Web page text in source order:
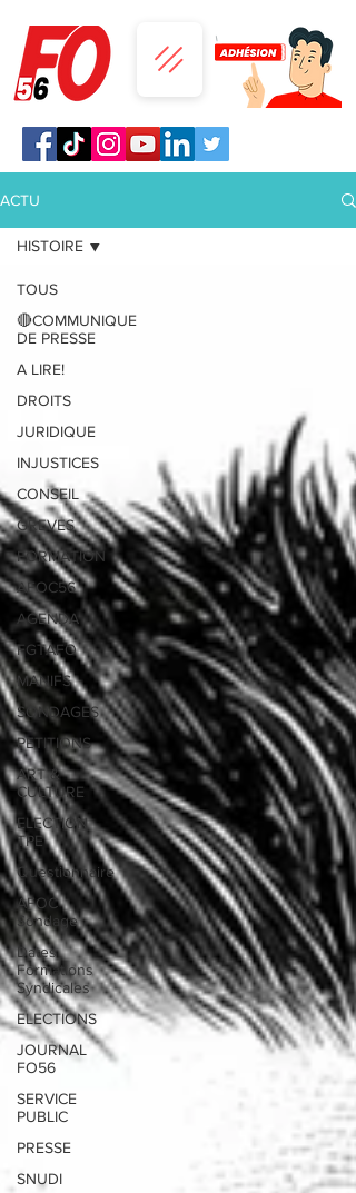
ACTU
TOUS
🔴COMMUNIQUE
DE PRESSE
A LIRE!
DROITS
JURIDIQUE
INJUSTICES
CONSEIL
GREVES
FORMATION
AFOC56
AGENDA
FGTAFO
MANIFS
SONDAGES
PETITIONS
ART &
CULTURE
ELECTION
TPE
Questionnaire
AFOC
Sondage
Dates
Formations
Syndicales
ELECTIONS
JOURNAL
FO56
SERVICE
PUBLIC
PRESSE
SNUDI
HISTOIRE